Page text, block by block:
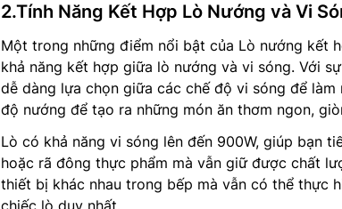
2.Tính Năng Kết Hợp Lò Nướng và Vi
Một trong những điểm nổi bật của Lò nướng kết
khả năng kết hợp giữa lò nướng và vi sóng. Với
dễ dàng lựa chọn giữa các chế độ vi sóng để
độ nướng để tạo ra những món ăn thơm ngon,
Lò có khả năng vi sóng lên đến 900W, giúp bạn
hoặc rã đông thực phẩm mà vẫn giữ được chất
thiết bị khác nhau trong bếp mà vẫn có thể thực